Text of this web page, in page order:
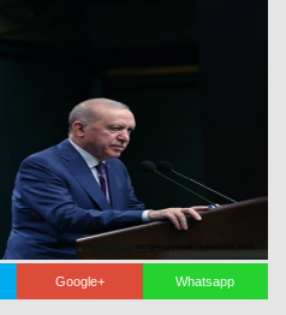
Google+ Whatsapp
KÜNYE
İLETİŞİM